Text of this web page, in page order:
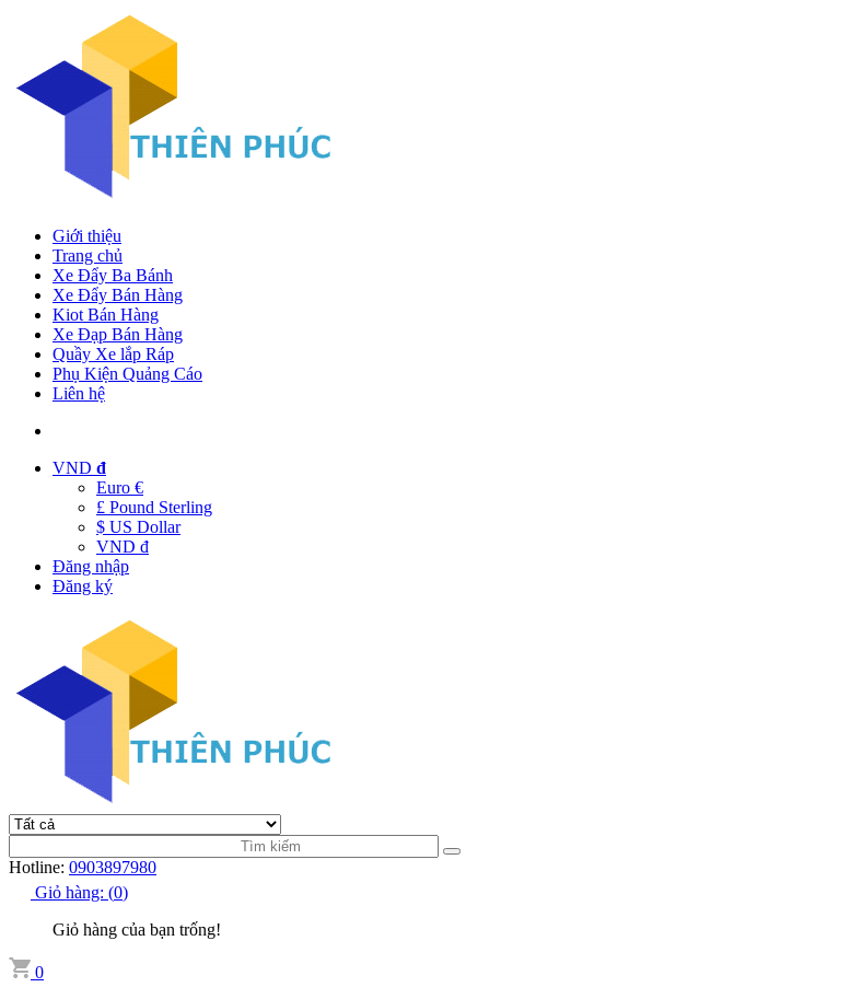
Giới thiệu
Trang chủ
Xe Đẩy Ba Bánh
Xe Đẩy Bán Hàng
Kiot Bán Hàng
Xe Đạp Bán Hàng
Quầy Xe lắp Ráp
Phụ Kiện Quảng Cáo
Liên hệ
VND đ
Euro €
£ Pound Sterling
$ US Dollar
VND đ
Đăng nhập
Đăng ký
Hotline: 0903897980
Giỏ hàng: (0)
Giỏ hàng của bạn trống!
0